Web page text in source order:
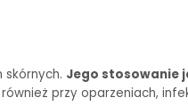
skórnych. Jego stosowanie
przy oparzeniach,